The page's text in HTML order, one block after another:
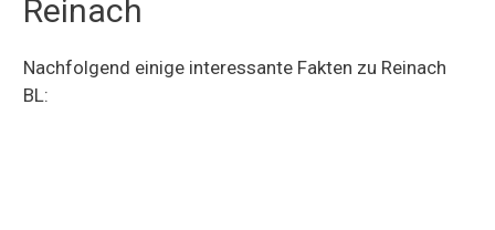
Reinach
Nachfolgend einige interessante Fakten zu Reinach
BL: